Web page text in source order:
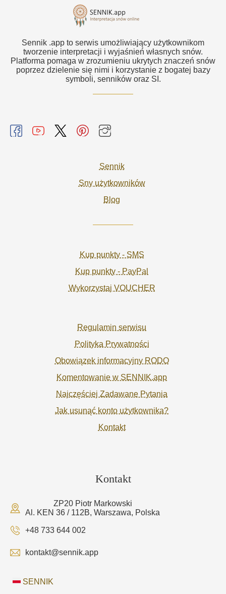
Sennik .app to serwis umożliwiający użytkownikom
tworzenie interpretacji i wyjaśnień własnych snów.
Platforma pomaga w zrozumieniu ukrytych znaczeń snów
poprzez dzielenie się nimi i korzystanie z bogatej bazy
symboli, senników oraz SI.
Sennik
Sny użytkowników
Blog
Kup punkty - SMS
Kup punkty - PayPal
Wykorzystaj VOUCHER
Regulamin serwisu
Polityka Prywatności
Obowiązek informacyjny RODO
Komentowanie w SENNIK.app
Najczęściej Zadawane Pytania
Jak usunąć konto użytkownika?
Kontakt
Kontakt
ZP20 Piotr Markowski
Al. KEN 36 / 112B, Warszawa, Polska
+48 733 644 002
kontakt@sennik.app
SENNIK